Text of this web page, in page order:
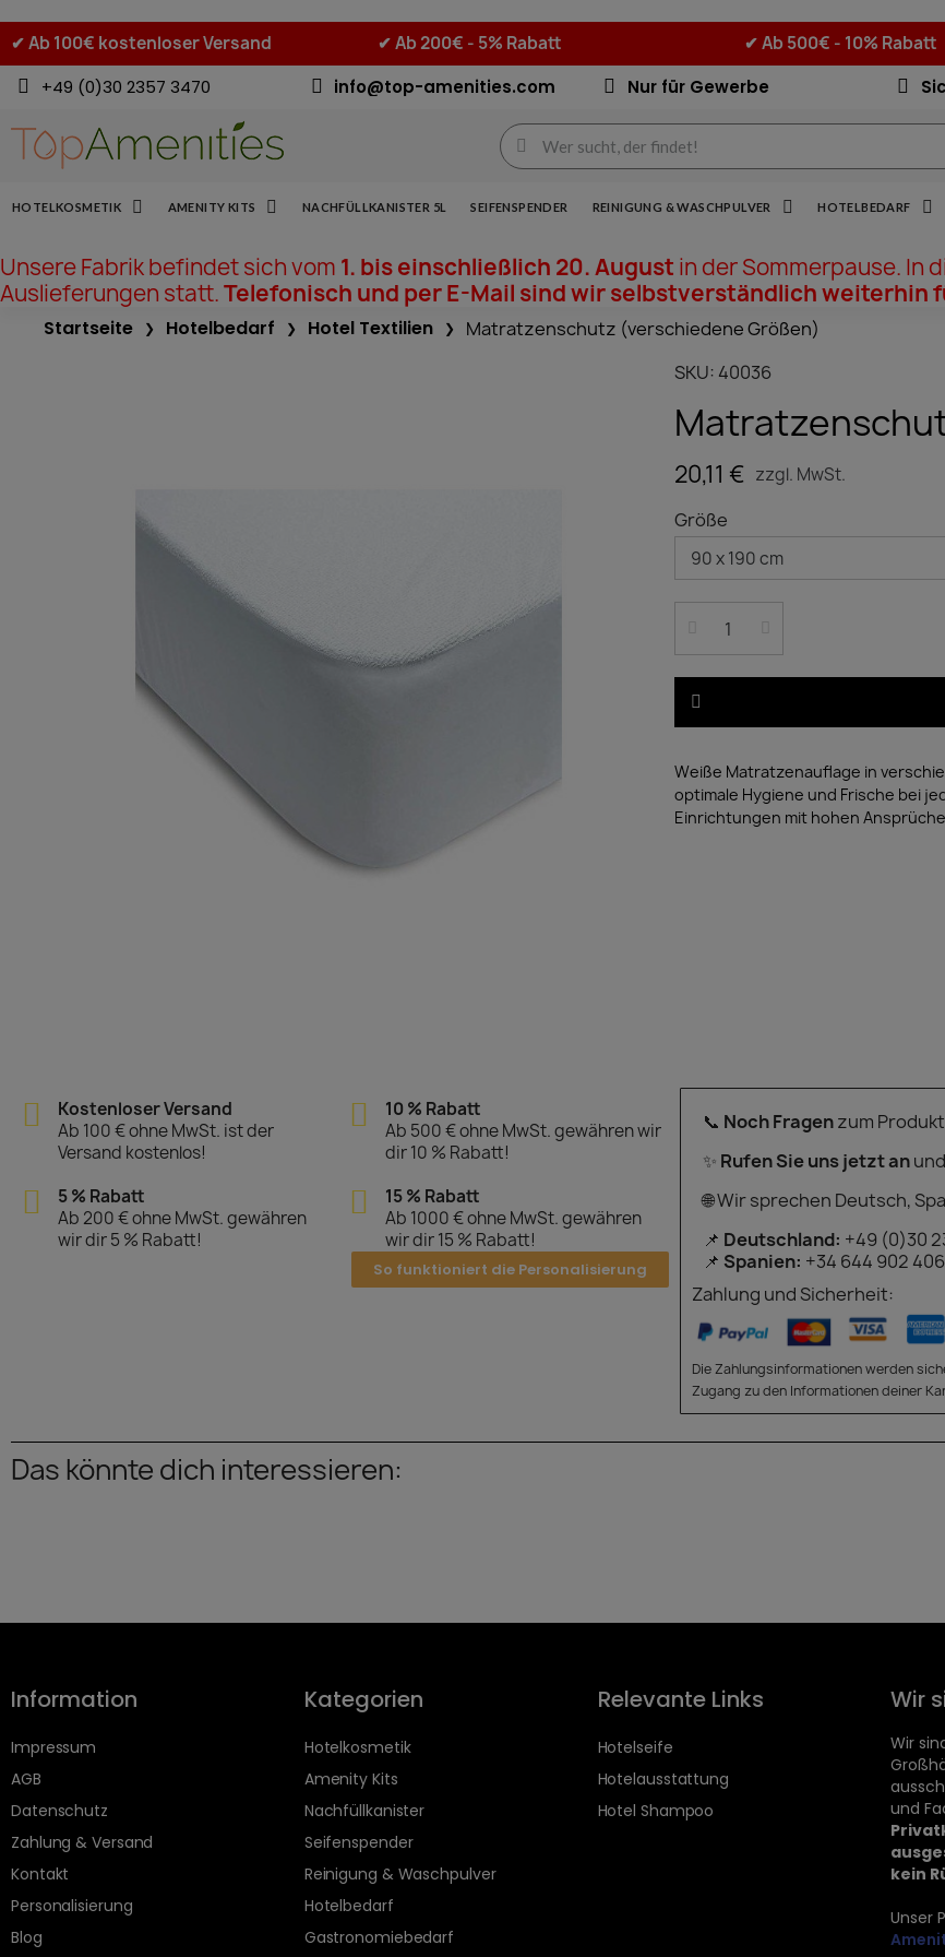
✔Ab 100€ kostenloser Versand ✔Ab 200€ - 5% Rabatt ✔Ab 500€ - 10% Rabatt
+49 (0)30 2357 3470
info@top-amenities.com Nur für Gewerbe
HOTELKOSMETIK AMENITY KITS NACHFÜLLKANISTER 5L SEIFENSPENDER REINIGUNG & WASCHPULVER HOTELBEDARF
Unsere Fabrik befindet sich vom 1. bis einschließlich 20. August in der Sommerpause. In
Auslieferungen statt.Telefonisch und per E-Mail sind wir selbstverständlich weiterhin
Startseite Hotelbedarf Hotel Textilien
Matratzenschutz (verschiedene Größen)
SKU 40036
20,11 € zzgl. MwSt.
Größe
Weiße Matratzenauflage in
optimale Hygiene und Frische bei
Einrichtungen mit hohen
Kostenloser Versand
Ab 100 € ohne MwSt. ist der
Versand kostenlos!
5 % Rabatt
Ab 200 € ohne MwSt. gewähren
wir dir 5 % Rabatt!
10 % Rabatt
Ab 500 € ohne MwSt. gewähren wir
dir 10 % Rabatt!
15 % Rabatt
Ab 1000 € ohne MwSt. gewähren
wir dir 15 % Rabatt!
So funktioniert die Personalisierung
📞 Noch Fragenzum
✨ Rufen Sie uns jetzt an
🌐 Wir sprechen Deutsch,
📌 Deutschland: +49 (0)30
📌 Spanien: +34 644 902 406
Zahlung und Sicherheit:
Die Zahlungsinformationen werden
Zugang zu den Informationen deiner
Das könnte dich interessieren:
Information
Impressum
AGB
Datenschutz
Zahlung & Versand
Kontakt
Personalisierung
Blog
Kategorien
Hotelkosmetik
Amenity Kits
Nachfüllkanister
Seifenspender
Reinigung & Waschpulver
Hotelbedarf
Gastronomiebedarf
Relevante Links
Hotelseife
Hotelausstattung
Hotel Shampoo
Wir
Wir
und
kein
Unser